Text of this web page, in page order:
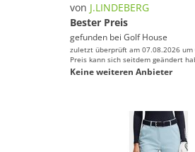
von J.LINDEBERG
Bester Preis
gefunden bei Golf House
zuletzt überprüft am 07.08.2026 um
Preis kann sich seitdem geändert
Keine weiteren Anbieter